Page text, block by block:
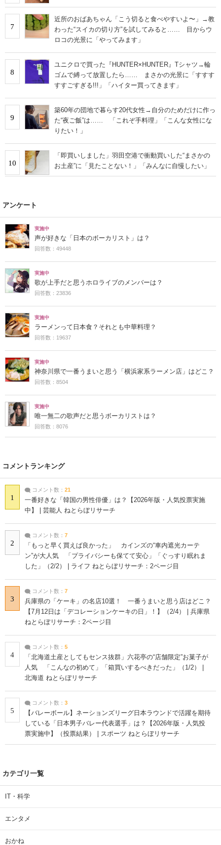
7
近所のおばあちゃん「こう切ると食べやすいよ〜」→教
わった“スイカの切り方”を試してみると…… 目からウ
ロコの光景に「やってみます」
8
ユニクロで買った『HUNTER×HUNTER』Tシャツ→輪
ゴムで縛って放置したら…… まさかの光景に「すすす
すすごすぎる!!!」「ハイター買ってきます」
9
築60年の団地で暮らす20代女性→自分のためだけに作っ
た“夜ご飯”は…… 「これぞ手料理」「こんな女性にな
りたい！」
10
「即買いしました」羽田空港で衝動買いした“まさかの
お土産”に「見たことない！」「みんなに自慢したい」
アンケート
実施中
声が好きな「日本のボーカリスト」は？
回答数：49448
実施中
歌が上手だと思うホロライブのメンバーは？
回答数：23836
実施中
ラーメンって日本食？それとも中華料理？
回答数：19637
実施中
神奈川県で一番うまいと思う「横浜家系ラーメン店」はどこ？
回答数：8504
実施中
唯一無二の歌声だと思うボーカリストは？
回答数：8076
コメントランキング
1
コメント数： 21
一番好きな「韓国の男性俳優」は？【2026年版・人気投票実施
中】 | 芸能人 ねとらぼリサーチ
2
コメント数： 7
「もっと早く買えば良かった」 カインズの“車内遮光カーテ
ン”が大人気 「プライバシーも保てて安心」「ぐっすり眠れま
した」（2/2） | ライフ ねとらぼリサーチ：2ページ目
3
コメント数： 7
兵庫県の「ケーキ」の名店10選！ 一番うまいと思う店はどこ？
【7月12日は「デコレーションケーキの日」！】（2/4） | 兵庫県
ねとらぼリサーチ：2ページ目
4
コメント数： 5
「北海道土産としてもセンス抜群」六花亭の“店舗限定”お菓子が
人気 「こんなの初めて」「箱買いするべきだった」（1/2） |
北海道 ねとらぼリサーチ
5
コメント数： 3
【バレーボール】ネーションズリーグ日本ラウンドで活躍を期待
している「日本男子バレー代表選手」は？【2026年版・人気投
票実施中】（投票結果） | スポーツ ねとらぼリサーチ
カテゴリ一覧
IT・科学
エンタメ
おかね